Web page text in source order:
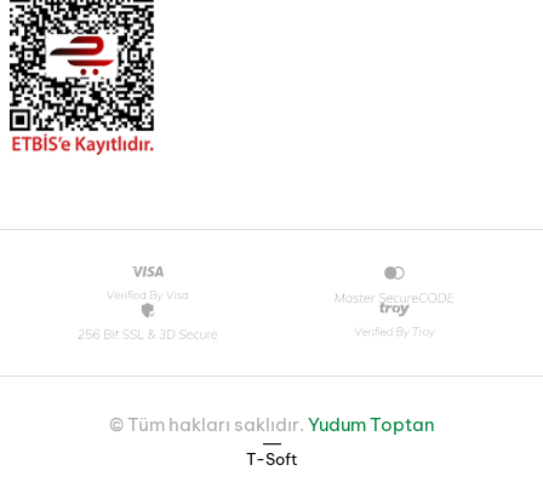
© Tüm hakları saklıdır. Yudum Toptan
|
T-Soft